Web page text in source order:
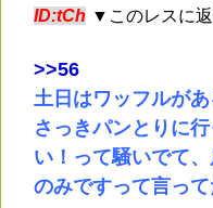
ID:tCh ▼このレスに
>>56
土日はワッフルが
さっきパンとりに
い！って騒いでて
のみですって言って